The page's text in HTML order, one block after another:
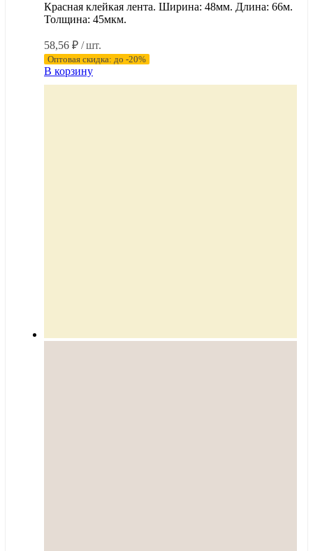
Красная клейкая лента. Ширина: 48мм. Длина: 66м.
Толщина: 45мкм.
58,56 ₽ / шт.
Оптовая скидка: до -20%
В корзину